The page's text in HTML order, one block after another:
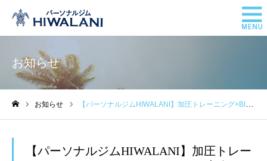
お知らせ
お知らせ 【パーソナルジムHIWALANI】加圧トレーニング×BIJIRIS （ビジリス）のご案内
【パーソナルジムHIWALANI】加圧トレー